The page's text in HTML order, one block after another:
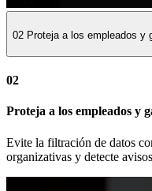
02 Proteja a los empleados y
02
Proteja a los empleados y
Evite la filtración de datos
organizativas y detecte